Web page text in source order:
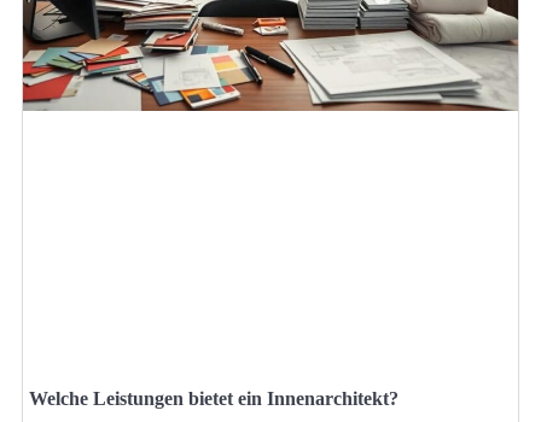
Welche Leistungen bietet ein Innenarchitekt?